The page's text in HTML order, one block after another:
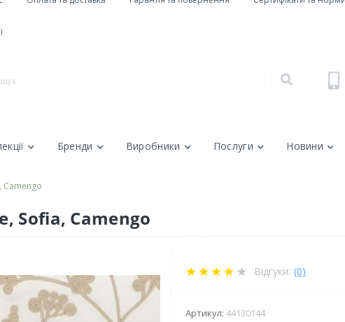
Бренди Виробники Послуги Новини
Camengo
Sofia, Camengo
Відгуки: (0)
Артикул: 44130144